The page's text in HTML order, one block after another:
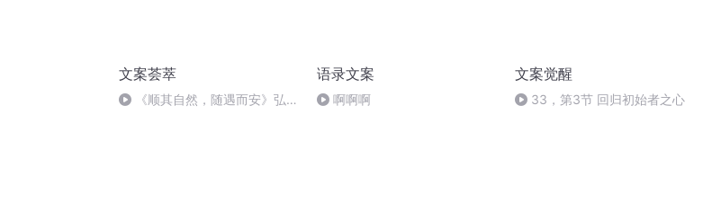
文案荟萃
《顺其自然，随遇而安》弘一
语录文案
啊啊啊
文案觉醒
33，第3节 回归初始者之心